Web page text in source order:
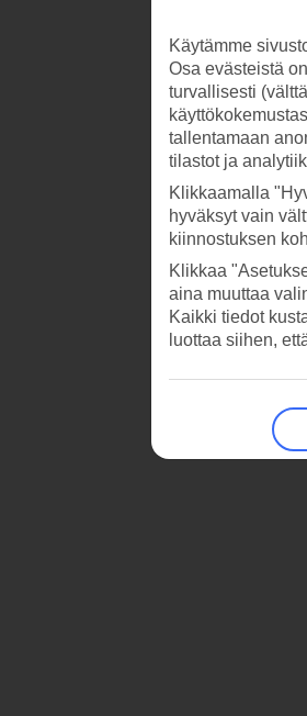
Käytämme
Osa evästeistä
turvallisesti
tallentamaan
tilastot ja
Klikkaamalla
hyväksyt vain
kiinnostuksen
Klikkaa
aina muuttaa
Kaikki tiedot
luottaa siihen,